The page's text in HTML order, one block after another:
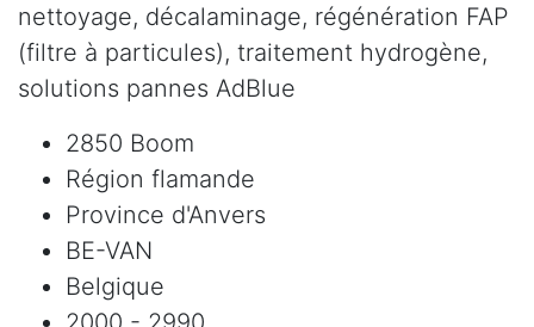
nettoyage, décalaminage, régénération FAP
(filtre à particules), traitement hydrogène,
solutions pannes AdBlue
2850 Boom
Région flamande
Province d'Anvers
BE-VAN
Belgique